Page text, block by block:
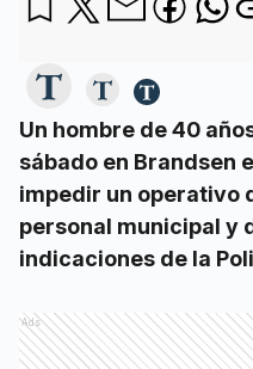
Un hombre de 40
sábado en Brandsen
impedir un operativo
personal municipal y
indicaciones de la
Ads